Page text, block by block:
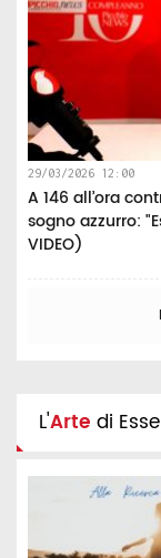
29/03/2026 12:00
A 146 all’ora
sogno azzurro:
VIDEO)
L'Arte di